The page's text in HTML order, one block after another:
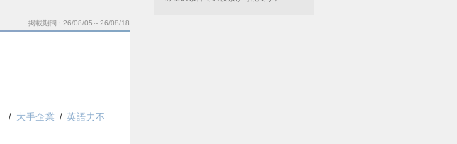
掲載期間 26/08/05～26/08/18
大手企業
英語力不